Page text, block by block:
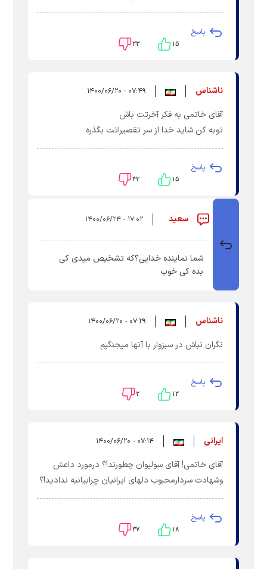
پاسخ
۱۵ ۲۳
ناشناس ۰۷:۴۹ - ۱۴۰۰/۰۶/۲۰
آقای خاتمی به فکر آخرتت باش
توبه کن شاید خدا از سر تقصیراتت بگذره
پاسخ
۱۵ ۴۲
سعید ۱۷:۰۲ - ۱۴۰۰/۰۶/۲۴
شما نماینده خدایی؟که تشخیص میدی کی
بده کی خوب
ناشناس ۰۷:۲۹ - ۱۴۰۰/۰۶/۲۰
نگران نباش در سبزوار با آنها میجنگیم
پاسخ
۱۲ ۲
ایرانی ۰۷:۱۴ - ۱۴۰۰/۰۶/۲۰
آقای خاتمی! آقای سولیوان چطورند!؟ درمورد داعش
وشهادت سردارمحبوب دلهای ایرانیان چرابیانیه ندادید!؟
پاسخ
۱۸ ۳۷